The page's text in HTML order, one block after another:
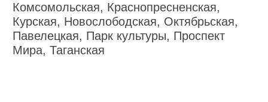
Комсомольская, Краснопресненская,
Курская, Новослободская, Октябрьская,
Павелецкая, Парк культуры, Проспект
Мира, Таганская